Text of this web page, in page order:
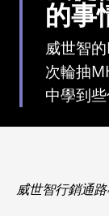
的事
威世智
次輪抽
中學到些
威世智行銷通